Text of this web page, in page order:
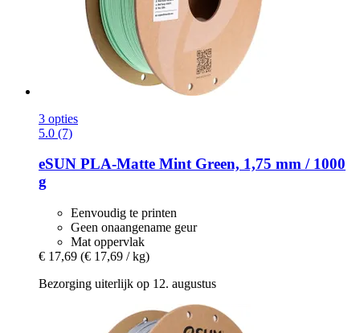
3 opties
5.0 (7)
eSUN PLA-​Matte Mint Green, 1,75 mm / 1000
g
Eenvoudig te printen
Geen onaangename geur
Mat oppervlak
€ 17,69 (€ 17,69 / kg)
Bezorging uiterlijk op 12. augustus